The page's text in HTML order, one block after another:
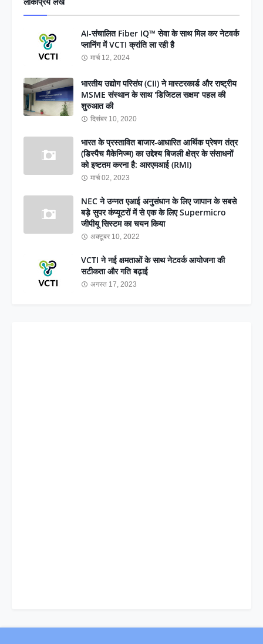
AI-संचालित Fiber IQ™ सेवा के साथ मिल कर नेटवर्क
प्लानिंग में VCTI क्रांति ला रही है
मार्च 12, 2024
भारतीय उद्योग परिसंघ (CII) ने मास्टरकार्ड और राष्ट्रीय
MSME संस्थान के साथ 'डिजिटल सक्षम' पहल की
शुरुआत की
दिसंबर 10, 2020
भारत के प्रस्तावित बाजार-आधारित आर्थिक प्रेषण तंत्र
(डिस्पैच मैकेनिज्म) का उद्देश्य बिजली क्षेत्र के संसाधनों
को इष्टतम करना है: आरएमआई (RMI)
मार्च 02, 2023
NEC ने उन्नत एआई अनुसंधान के लिए जापान के सबसे
बड़े सुपर कंप्यूटरों में से एक के लिए Supermicro
जीपीयू सिस्टम का चयन किया
अक्टूबर 10, 2022
VCTI ने नई क्षमताओं के साथ नेटवर्क आयोजना की
सटीकता और गति बढ़ाई
अगस्त 17, 2023